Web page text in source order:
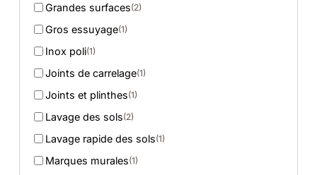
Grandes surfaces(2)
Gros essuyage(1)
Inox poli(1)
Joints de carrelage(1)
Joints et plinthes(1)
Lavage des sols(2)
Lavage rapide des sols(1)
Marques murales(1)